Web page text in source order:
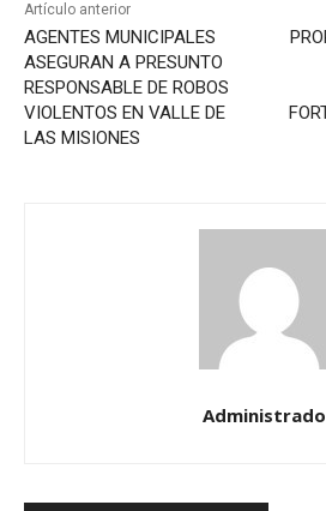
Artículo anterior
AGENTES MUNICIPALES
ASEGURAN A PRESUNTO
RESPONSABLE DE ROBOS
VIOLENTOS EN VALLE DE
LAS MISIONES